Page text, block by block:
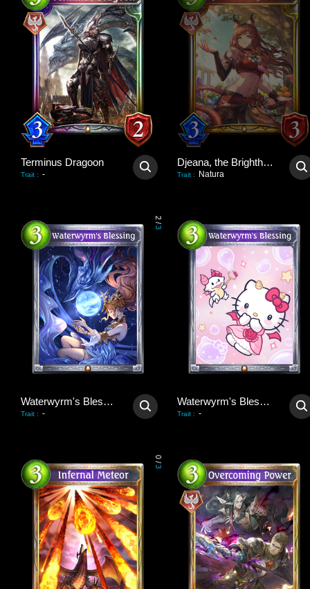
Terminus Dragoon
Trait : -
Djeana, the Brighthearted
Trait : Natura
2
/
3
Waterwyrm's Blessing
Trait : -
Waterwyrm's Blessing
Trait : -
0
/
3